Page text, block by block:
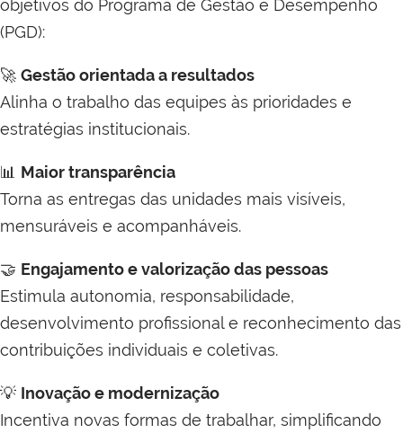
objetivos do Programa de Gestão e Desempenho
(PGD):
🚀 Gestão orientada a resultados
Alinha o trabalho das equipes às prioridades e
estratégias institucionais.
📊 Maior transparência
Torna as entregas das unidades mais visíveis,
mensuráveis e acompanháveis.
🤝 Engajamento e valorização das pessoas
Estimula autonomia, responsabilidade,
desenvolvimento profissional e reconhecimento das
contribuições individuais e coletivas.
💡 Inovação e modernização
Incentiva novas formas de trabalhar, simplificando